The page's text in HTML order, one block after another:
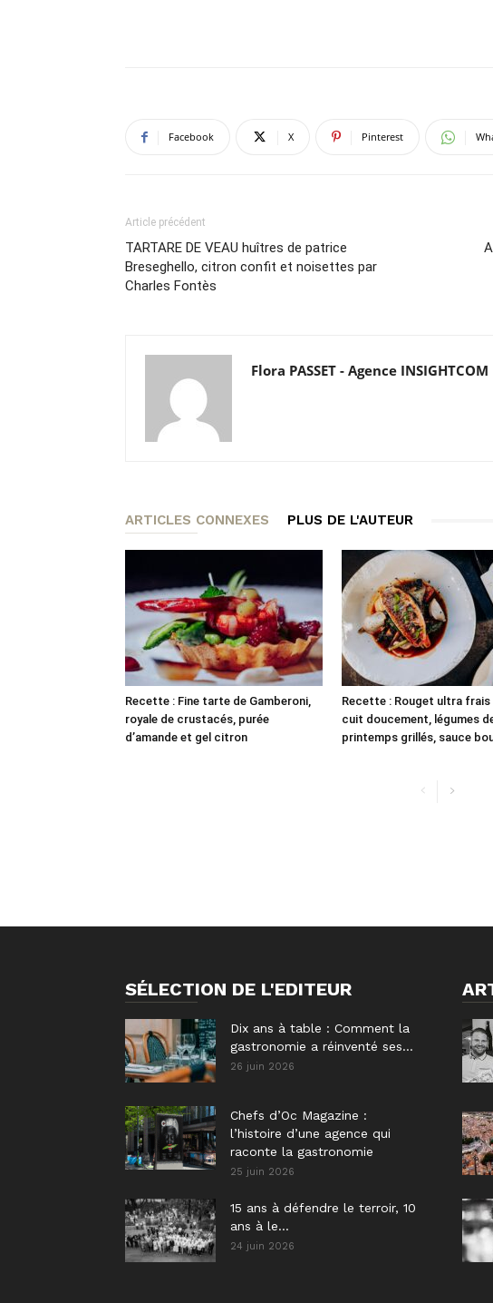
Facebook X Pinterest
Article précédent
TARTARE DE VEAU huîtres de patrice
Breseghello, citron confit et noisettes par
Charles Fontès
Flora PASSET - Agence INSIGHTCOM
ARTICLES CONNEXES PLUS DE L'AUTEUR
Recette : Fine tarte de Gamberoni,
royale de crustacés, purée
d’amande et gel citron
Recette : Rouget ultra frais
cuit doucement, légumes
printemps grillés, sauce
SÉLECTION DE L'EDITEUR
Dix ans à table : Comment la
gastronomie a réinventé ses...
26 juin 2026
Chefs d’Oc Magazine :
l’histoire d’une agence qui
raconte la gastronomie
25 juin 2026
15 ans à défendre le terroir, 10
ans à le...
24 juin 2026